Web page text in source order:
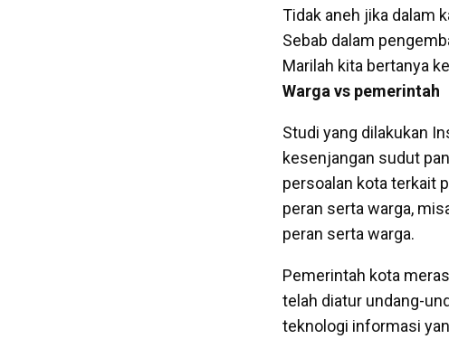
Tidak aneh jika dalam
Sebab dalam
Marilah kita bertanya
Warga vs pemerintah
Studi yang dilakukan
kesenjangan sudut
persoalan kota terkait
peran serta warga,
peran serta warga.
Pemerintah kota
telah diatur undang-
teknologi informasi